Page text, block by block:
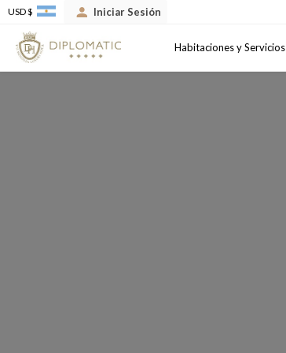
Habitaciones y Servicios
USD $ Iniciar Sesión
Llegada